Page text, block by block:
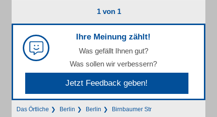
1 von 1
Ihre Meinung zählt!
Was gefällt Ihnen gut?
Was sollen wir verbessern?
Jetzt Feedback geben!
Das Örtliche Berlin Berlin Birnbaumer Str